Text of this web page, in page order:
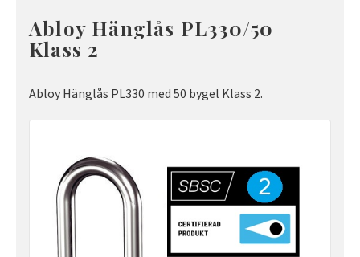
Abloy Hänglås PL330/50
Klass 2
Abloy Hänglås PL330 med 50 bygel Klass 2.